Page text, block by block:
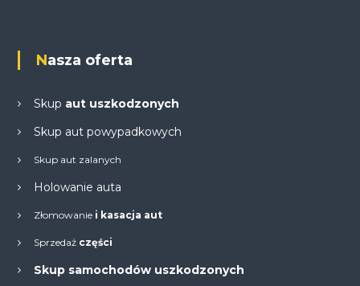
Nasza oferta
Skup aut uszkodzonych
Skup aut powypadkowych
Skup aut zalanych
Holowanie auta
Złomowaniei kasacja aut
Sprzedażczęści
Skup samochodów uszkodzonych